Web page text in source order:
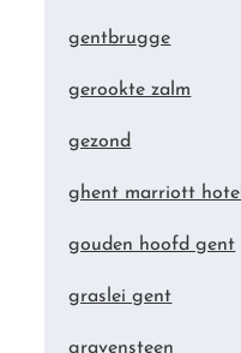
gentbrugge
gerookte zalm
gezond
ghent marriott hotel
gouden hoofd gent
graslei gent
gravensteen